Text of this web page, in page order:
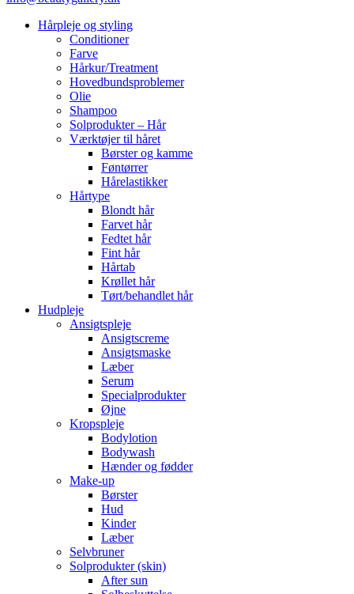
Hårpleje og styling
Conditioner
Farve
Hårkur/Treatment
Hovedbundsproblemer
Olie
Shampoo
Solprodukter – Hår
Værktøjer til håret
Børster og kamme
Føntørrer
Hårelastikker
Hårtype
Blondt hår
Farvet hår
Fedtet hår
Fint hår
Hårtab
Krøllet hår
Tørt/behandlet hår
Hudpleje
Ansigtspleje
Ansigtscreme
Ansigtsmaske
Læber
Serum
Specialprodukter
Øjne
Kropspleje
Bodylotion
Bodywash
Hænder og fødder
Make-up
Børster
Hud
Kinder
Læber
Selvbruner
Solprodukter (skin)
After sun